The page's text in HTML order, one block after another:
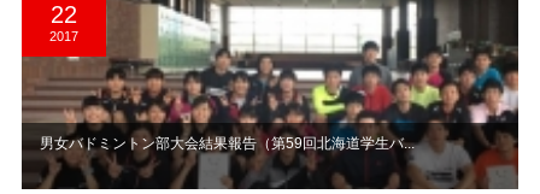
22
2017
男女バドミントン部大会結果報告（第59回北海道学生バ...